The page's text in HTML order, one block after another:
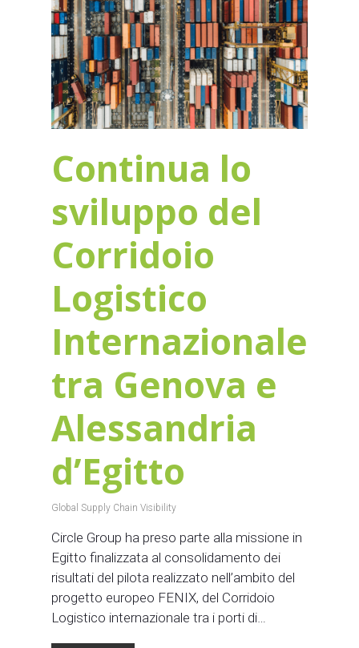
Continua lo
sviluppo del
Corridoio
Logistico
Internazionale
tra Genova e
Alessandria
d’Egitto
Global Supply Chain Visibility
Circle Group ha preso parte alla missione in
Egitto finalizzata al consolidamento dei
risultati del pilota realizzato nell’ambito del
progetto europeo FENIX, del Corridoio
Logistico internazionale tra i porti di…